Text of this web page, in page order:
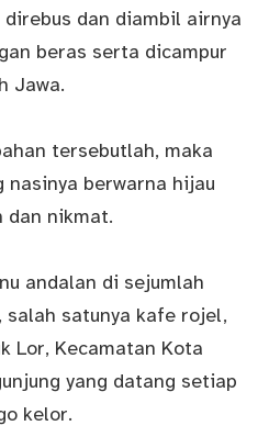
dan diambil airnya
beras serta dicampur
Jawa.
tersebutlah, maka
nasinya berwarna hijau
dan nikmat.
andalan di sejumlah
salah satunya kafe rojel,
Lor, Kecamatan Kota
yang datang setiap
kelor.